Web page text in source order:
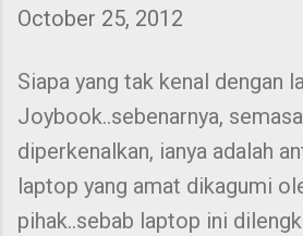
October 25, 2012
Siapa yang tak kenal dengan
Joybook..sebenarnya,
diperkenalkan, ianya adalah
laptop yang amat dikagumi
pihak..sebab laptop ini